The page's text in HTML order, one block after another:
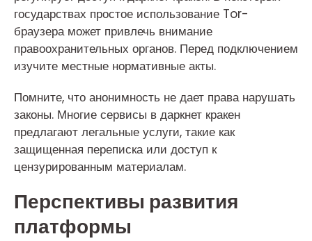
государствах простое использование Tor-
браузера может привлечь внимание
правоохранительных органов. Перед подключением
изучите местные нормативные акты.
Помните, что анонимность не дает права нарушать
законы. Многие сервисы в даркнет кракен
предлагают легальные услуги, такие как
защищенная переписка или доступ к
цензурированным материалам.
Перспективы развития
платформы